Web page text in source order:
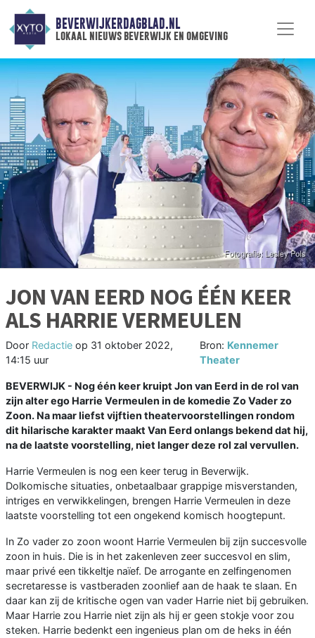
BEVERWIJKERDAGBLAD.NL
lokaal nieuws beverwijk en omgeving
JON VAN EERD NOG ÉÉN KEER
ALS HARRIE VERMEULEN
Door Redactie op 31 oktober 2022,
14:15 uur
Bron: Kennemer
Theater
BEVERWIJK - Nog één keer kruipt Jon van Eerd in de rol van
zijn alter ego Harrie Vermeulen in de komedie Zo Vader zo
Zoon. Na maar liefst vijftien theatervoorstellingen rondom
dit hilarische karakter maakt Van Eerd onlangs bekend dat hij,
na de laatste voorstelling, niet langer deze rol zal vervullen.
Harrie Vermeulen is nog een keer terug in Beverwijk.
Dolkomische situaties, onbetaalbaar grappige misverstanden,
intriges en verwikkelingen, brengen Harrie Vermeulen in deze
laatste voorstelling tot een ongekend komisch hoogtepunt.
In Zo vader zo zoon woont Harrie Vermeulen bij zijn succesvolle
zoon in huis. Die is in het zakenleven zeer succesvol en slim,
maar privé een tikkeltje naïef. De arrogante en zelfingenomen
secretaresse is vastberaden zoonlief aan de haak te slaan. En
daar kan zij de kritische ogen van vader Harrie niet bij gebruiken.
Maar Harrie zou Harrie niet zijn als hij er geen stokje voor zou
steken. Harrie bedenkt een ingenieus plan om de heks in één